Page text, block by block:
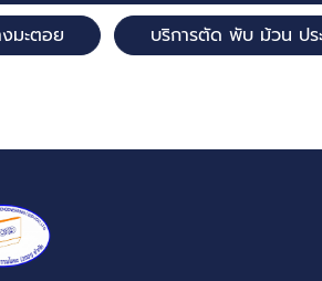
มะตอย บริการตัด พับ ม้วน ปร